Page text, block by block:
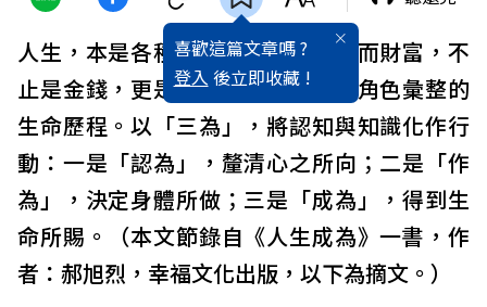
喜歡這篇文章嗎 ?
登入 後立即收藏 !
人生，本是各種不同角色的集合。而財富，不
止是金錢，更是分分秒秒裡，每個角色彙整的
生命歷程。以「三為」，將認知與知識化作行
動：一是「認為」，釐清心之所向；二是「作
為」，決定身體所做；三是「成為」，得到生
命所賜。（本文節錄自《人生成為》一書，作
者：郝旭烈，幸福文化出版，以下為摘文。）